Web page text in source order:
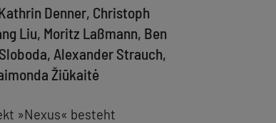
Denner, Christoph
Liu, Moritz Laßmann, Ben
Alexander Strauch,
Žiūkaitė
»Nexus« besteht